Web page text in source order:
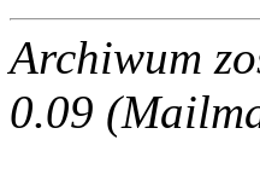
Archiwum
0.09